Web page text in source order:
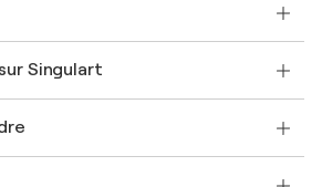
commercial
d'art original
qu'Artiste
Singulart